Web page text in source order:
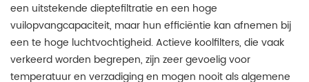
een uitstekende dieptefiltratie en een hoge
vuilopvangcapaciteit, maar hun efficiëntie kan afnemen bij
een te hoge luchtvochtigheid. Actieve koolfilters, die vaak
verkeerd worden begrepen, zijn zeer gevoelig voor
temperatuur en verzadiging en mogen nooit als algemene